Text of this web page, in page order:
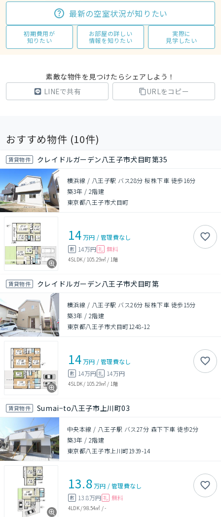
最新の空室状況が知りたい
初期費用が
知りたい
お部屋の詳しい
情報を知りたい
実際に
見学したい
素敵な物件を見つけたらシェアしよう！
LINEで共有
URLをコピー
おすすめ物件 (10件)
賃貸物件 クレイドルガーデン八王子市犬目町第35
横浜線 / 八王子駅 バス28分 桜株下車 徒歩16分
築3年 / 2階建
東京都八王子市犬目町
14万円 /管理費なし
敷 14万円 礼 無料
4SLDK / 105.29㎡ / 1階
賃貸物件 クレイドルガーデン八王子市犬目町第
横浜線 / 八王子駅 バス26分 桜株下車 徒歩15分
築3年 / 2階建
東京都八王子市犬目町1248-12
14万円 /管理費なし
敷 14万円 礼 14万円
4SLDK / 105.29㎡ / 1階
賃貸物件 Sumai−to八王子市上川町03
中央本線 / 八王子駅 バス27分 森下下車 徒歩2分
築3年 / 2階建
東京都八王子市上川町1939-14
13.8万円 /管理費なし
敷 13.8万円 礼 無料
4LDK/98.54㎡ /-